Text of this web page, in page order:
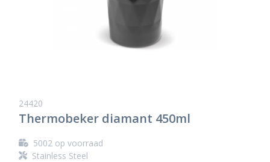
24420
Thermobeker diamant 450ml
5002op voorraad
Stainless Steel